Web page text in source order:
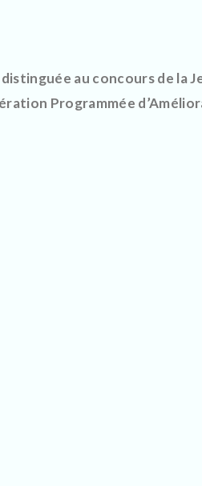
au concours de la
Programmée